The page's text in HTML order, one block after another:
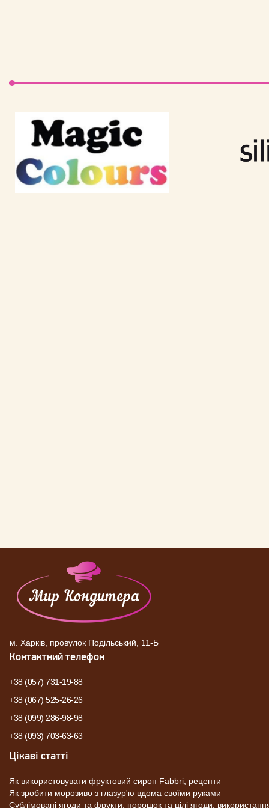
м. Харків, провулок Подільський, 11-Б
Контактний телефон
+38 (057) 731-19-88
+38 (067) 525-26-26
+38 (099) 286-98-98
+38 (093) 703-63-63
Цікаві статті
Як використовувати фруктовий сироп Fabbri, рецепти
Як зробити морозиво з глазур'ю вдома своїми руками
Сублімовані ягоди та фрукти: порошок та цілі ягоди: